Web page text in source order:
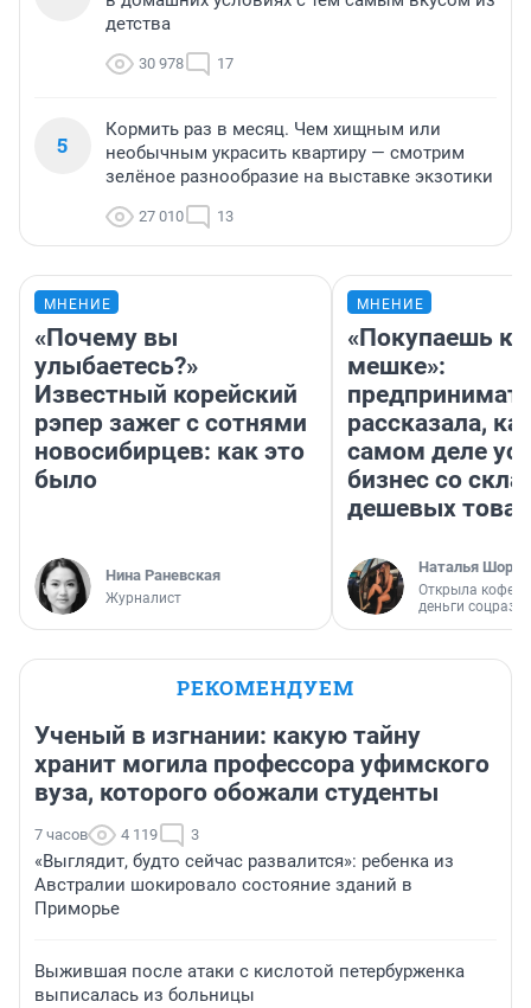
детства
30 978 17
5
Кормить раз в месяц. Чем хищным или
необычным украсить квартиру — смотрим
зелёное разнообразие на выставке экзотики
27 010 13
МНЕНИЕ
«Почему вы
улыбаетесь?»
Известный корейский
рэпер зажег с сотнями
новосибирцев: как это
было
Нина Раневская
Журналист
МНЕНИЕ
«Покупаешь
мешке»:
рассказала,
самом деле
бизнес со
дешевых
Наталья
Открыла
деньги
РЕКОМЕНДУЕМ
Ученый в изгнании: какую тайну
хранит могила профессора уфимского
вуза, которого обожали студенты
7 часов 4 119 3
«Выглядит, будто сейчас развалится»: ребенка из
Австралии шокировало состояние зданий в
Приморье
Выжившая после атаки с кислотой петербурженка
выписалась из больницы